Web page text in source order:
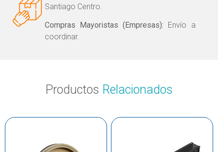
Santiago Centro.
Compras Mayoristas (Empresas): Envío a
coordinar.
Productos Relacionados